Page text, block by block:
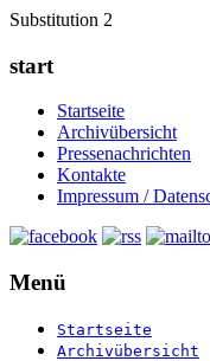
Substitution 2
start
Startseite
Archivübersicht
Pressenachrichten
Kontakte
Impressum /
Menü
Startseite
Archivübersicht